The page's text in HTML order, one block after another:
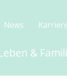
&
News